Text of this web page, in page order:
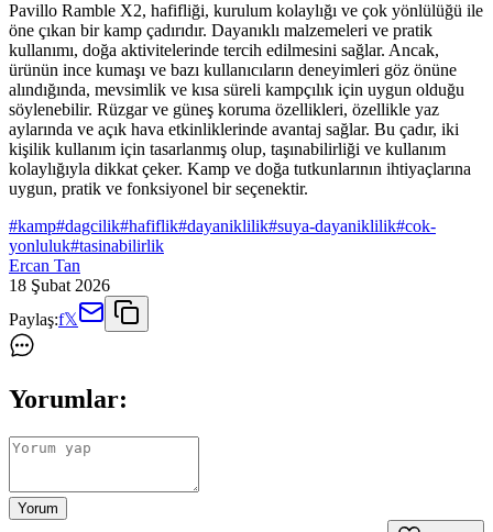
Pavillo Ramble X2, hafifliği, kurulum kolaylığı ve çok yönlülüğü ile
öne çıkan bir kamp çadırıdır. Dayanıklı malzemeleri ve pratik
kullanımı, doğa aktivitelerinde tercih edilmesini sağlar. Ancak,
ürünün ince kumaşı ve bazı kullanıcıların deneyimleri göz önüne
alındığında, mevsimlik ve kısa süreli kampçılık için uygun olduğu
söylenebilir. Rüzgar ve güneş koruma özellikleri, özellikle yaz
aylarında ve açık hava etkinliklerinde avantaj sağlar. Bu çadır, iki
kişilik kullanım için tasarlanmış olup, taşınabilirliği ve kullanım
kolaylığıyla dikkat çeker. Kamp ve doğa tutkunlarının ihtiyaçlarına
uygun, pratik ve fonksiyonel bir seçenektir.
#kamp#dagcilik#hafiflik#dayaniklilik#suya-dayaniklilik#cok-
yonluluk#tasinabilirlik
Ercan Tan
18 Şubat 2026
Paylaş:f𝕏
Yorumlar:
Yorum